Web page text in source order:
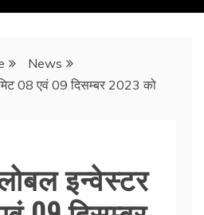
News
08 एवं 09 दिसम्बर 2023 को
इन्वेस्टर